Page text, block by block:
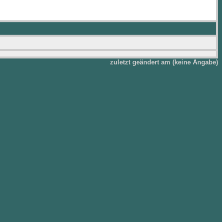
zuletzt geändert am (keine Angabe)